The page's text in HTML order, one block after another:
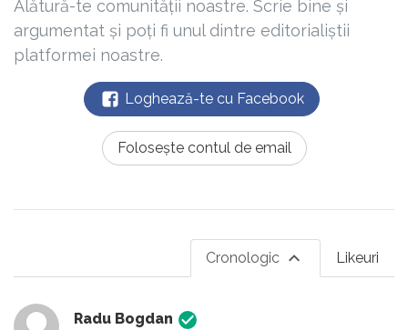
Alătură-te comunității noastre. Scrie bine și
argumentat și poți fi unul dintre editorialiștii
platformei noastre.
Loghează-te cu Facebook
Folosește contul de email
Likeuri
Cronologic
Radu Bogdan